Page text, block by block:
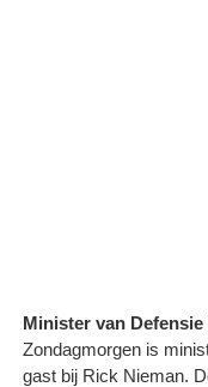
Minister van
Zondagmorgen is
gast bij Rick Nieman.